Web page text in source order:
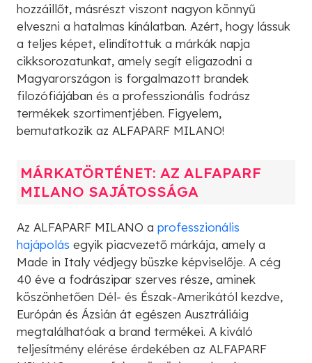
hozzáillőt, másrészt viszont nagyon könnyű
elveszni a hatalmas kínálatban. Azért, hogy lássuk
a teljes képet, elindítottuk a márkák napja
cikksorozatunkat, amely segít eligazodni a
Magyarországon is forgalmazott brandek
filozófiájában és a professzionális fodrász
termékek szortimentjében. Figyelem,
bemutatkozik az ALFAPARF MILANO!
MÁRKATÖRTÉNET: AZ ALFAPARF
MILANO SAJÁTOSSÁGA
Az ALFAPARF MILANO a professzionális
hajápolás egyik piacvezető márkája, amely a
Made in Italy védjegy büszke képviselője. A cég
40 éve a fodrászipar szerves része, aminek
köszönhetően Dél- és Észak-Amerikától kezdve,
Európán és Ázsián át egészen Ausztráliáig
megtalálhatóak a brand termékei. A kiváló
teljesítmény elérése érdekében az ALFAPARF